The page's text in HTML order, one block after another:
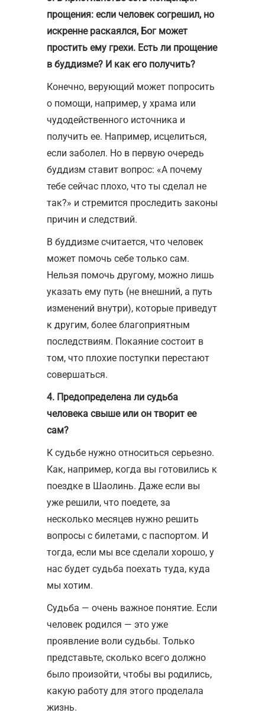
прощения: если человек согрешил, но
искренне раскаялся, Бог может
простить ему грехи. Есть ли прощение
в буддизме? И как его получить?
Конечно, верующий может попросить
о помощи, например, у храма или
чудодейственного источника и
получить ее. Например, исцелиться,
если заболел. Но в первую очередь
буддизм ставит вопрос: «А почему
тебе сейчас плохо, что ты сделал не
так?» и стремится проследить законы
причин и следствий.
В буддизме считается, что человек
может помочь себе только сам.
Нельзя помочь другому, можно лишь
указать ему путь (не внешний, а путь
изменений внутри), которые приведут
к другим, более благоприятным
последствиям. Покаяние состоит в
том, что плохие поступки перестают
совершаться.
4. Предопределена ли судьба
человека свыше или он творит ее
сам?
К судьбе нужно относиться серьезно.
Как, например, когда вы готовились к
поездке в Шаолинь. Даже если вы
уже решили, что поедете, за
несколько месяцев нужно решить
вопросы с билетами, с паспортом. И
тогда, если мы все сделали хорошо, у
нас будет судьба поехать туда, куда
мы хотим.
Судьба — очень важное понятие. Если
человек родился — это уже
проявление воли судьбы. Только
представьте, сколько всего должно
было произойти, чтобы вы родились,
какую работу для этого проделала
жизнь.